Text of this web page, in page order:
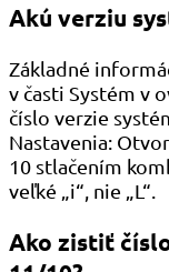
Akú verziu
Základné
v časti Systém v
číslo verzie
Nastavenia:
10 stlačením
veľké „i“, nie „L“.
Ako zistiť